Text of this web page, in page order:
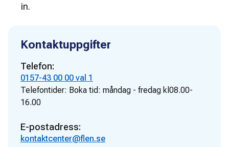
in.
Kontaktuppgifter
Telefon:
0157-43 00 00 val 1
Telefontider: Boka tid: måndag - fredag kl08.00-
16.00
E-postadress:
kontaktcenter@flen.se